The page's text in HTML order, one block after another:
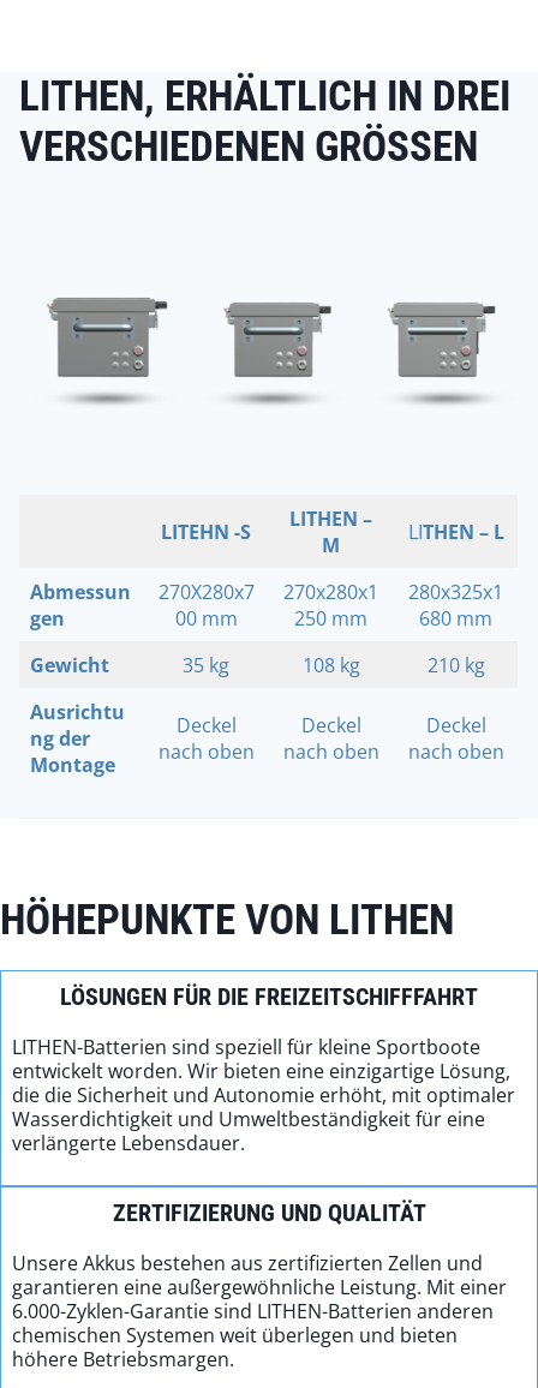
LITHEN, ERHÄLTLICH IN DREI
VERSCHIEDENEN GRÖSSEN
LITEHN -S
LITHEN –
M
LITHEN – L
Abmessun
gen
270X280x7
00 mm
270x280x1
250 mm
280x325x1
680 mm
Gewicht
35 kg 108 kg
210 kg
Ausrichtu
ng der
Montage
Deckel
nach oben
Deckel
nach oben
Deckel
nach oben
HÖHEPUNKTE VON LITHEN
LÖSUNGEN FÜR DIE FREIZEITSCHIFFFAHRT
LITHEN-Batterien sind speziell für kleine Sportboote
entwickelt worden. Wir bieten eine einzigartige Lösung,
die die Sicherheit und Autonomie erhöht, mit optimaler
Wasserdichtigkeit und Umweltbeständigkeit für eine
verlängerte Lebensdauer.
ZERTIFIZIERUNG UND QUALITÄT
Unsere Akkus bestehen aus zertifizierten Zellen und
garantieren eine außergewöhnliche Leistung. Mit einer
6.000-Zyklen-Garantie sind LITHEN-Batterien anderen
chemischen Systemen weit überlegen und bieten
höhere Betriebsmargen.